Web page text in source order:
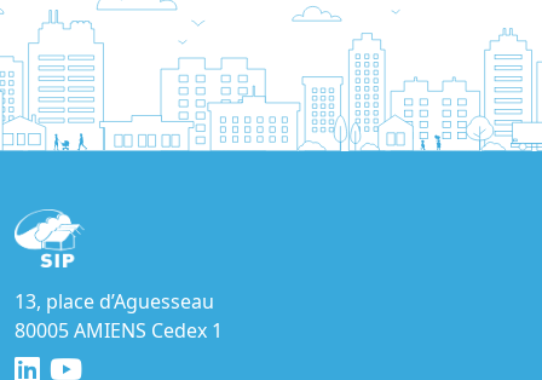
13, place d’Aguesseau
80005 AMIENS Cedex 1